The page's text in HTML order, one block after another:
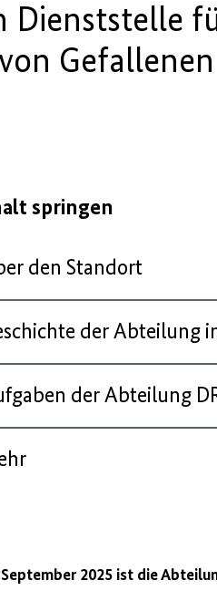
Dienststelle
springen
den Standort
der Abteilung
der Abteilung
2025 ist die